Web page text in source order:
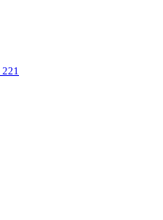
221